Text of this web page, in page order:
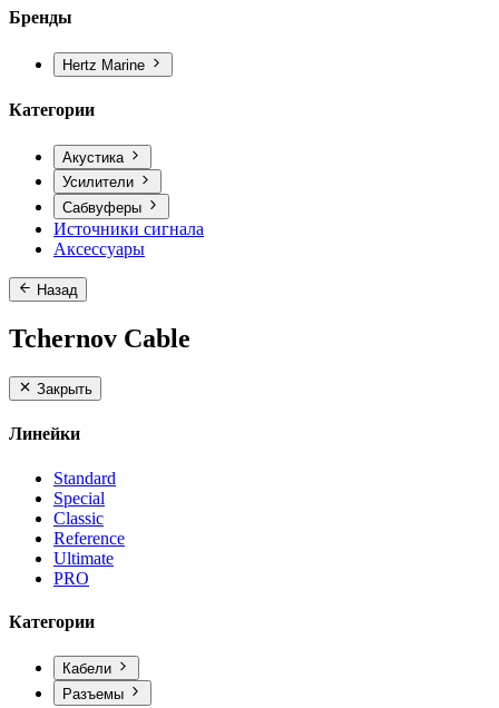
Бренды
Hertz Marine
Категории
Акустика
Усилители
Сабвуферы
Источники сигнала
Аксессуары
Назад
Tchernov Cable
Закрыть
Линейки
Standard
Special
Classic
Reference
Ultimate
PRO
Категории
Кабели
Разъемы